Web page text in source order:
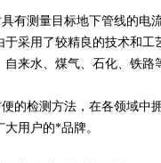
测量目标地下管线的电
采用了较精良的技术和工
来水、煤气、石化、铁路
的检测方法，在各领域中
用户的*品牌。